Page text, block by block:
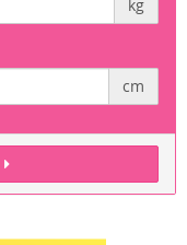
kg
cm